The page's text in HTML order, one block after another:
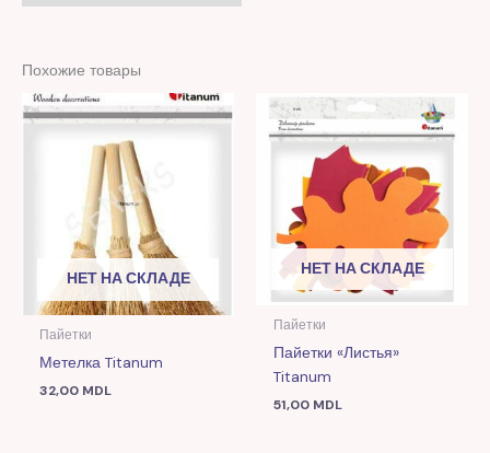
Похожие товары
НЕТ НА СКЛАДЕ
Пайетки
Метелка Titanum
32,00 MDL
НЕТ НА СКЛАДЕ
Пайетки
Пайетки «Листья»
Titanum
51,00 MDL